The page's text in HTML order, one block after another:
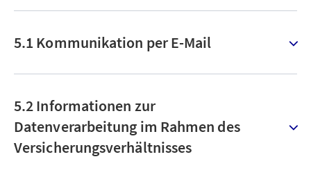
5.1 Kommunikation per E-Mail
5.2 Informationen zur
Datenverarbeitung im Rahmen des
Versicherungsverhältnisses